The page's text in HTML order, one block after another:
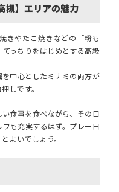
槻】エリアの魅力
きやたこ焼きなどの「粉も
っちりをはじめとする高級
中心としたミナミの両方が
しです。
食事を食べながら、その日
も充実するはず。プレー日
よいでしょう。